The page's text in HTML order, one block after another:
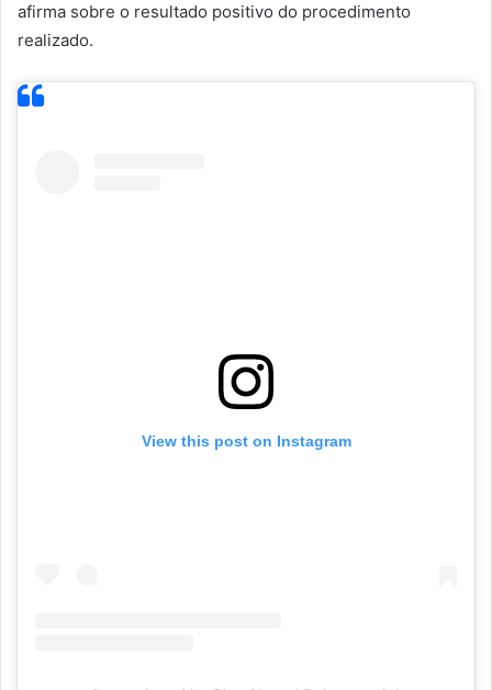
afirma sobre o resultado positivo do procedimento
realizado.
View this post on Instagram